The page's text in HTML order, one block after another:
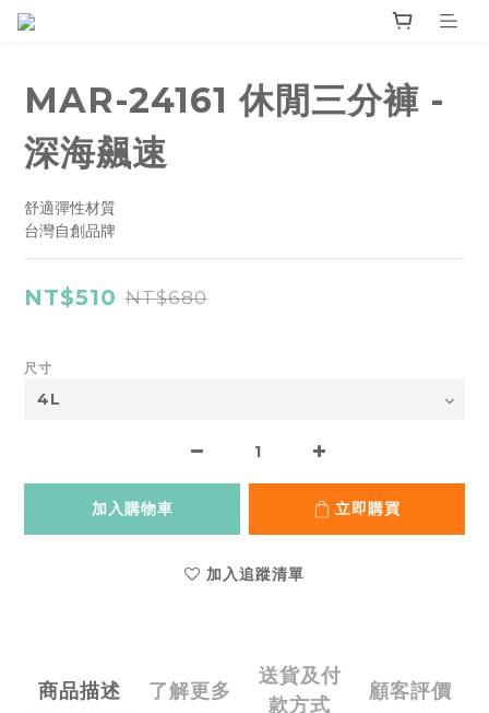
MAR-24161 休閒三分褲 -
深海飆速
舒適彈性材質
台灣自創品牌
NT$510 NT$680
尺寸
加入購物車 立即購買
加入追蹤清單
商品描述 了解更多
送貨及付
款方式
顧客評價